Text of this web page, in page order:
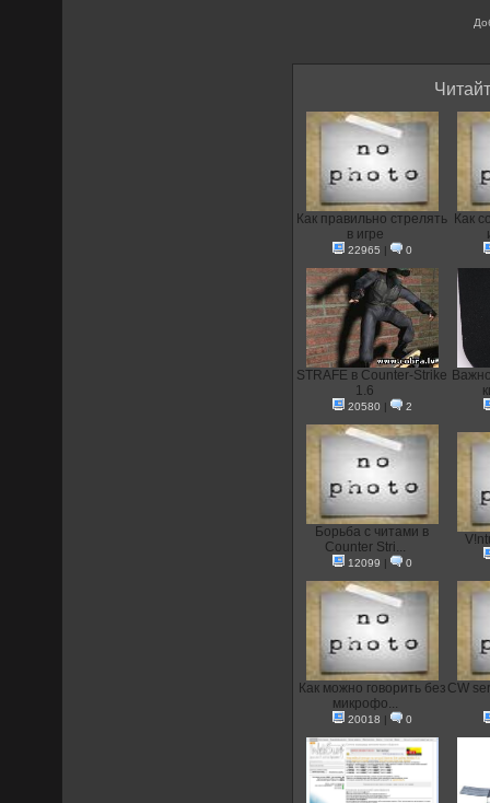
Как правильно стрелять
в игре
22965 | 0
Как
STRAFE в Counter-Strike
1.6
20580 | 2
Борьба с читами в
Counter Stri...
12099 | 0
Как можно говорить без
микрофо...
20018 | 0
CW